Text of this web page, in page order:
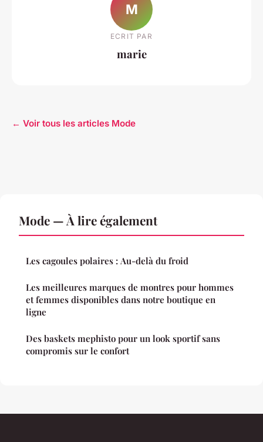
M
ECRIT PAR
marie
← Voir tous les articles Mode
Mode — À lire également
Les cagoules polaires : Au-delà du froid
Les meilleures marques de montres pour hommes
et femmes disponibles dans notre boutique en
ligne
Des baskets mephisto pour un look sportif sans
compromis sur le confort